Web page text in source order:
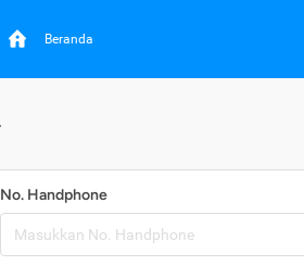
Beranda
No. Handphone